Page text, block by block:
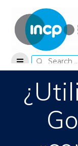
Search
for: